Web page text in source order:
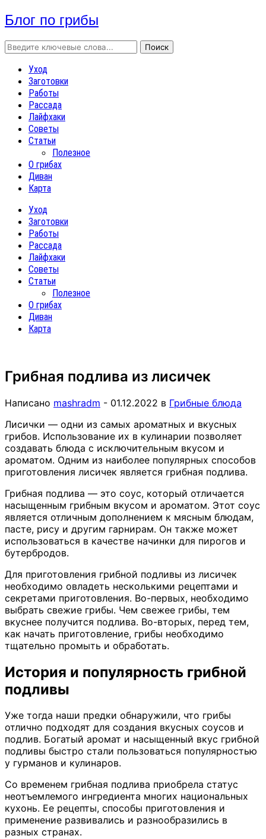
Блог по грибы
Уход
Заготовки
Работы
Рассада
Лайфхаки
Советы
Статьи
Полезное
О грибах
Диван
Карта
Уход
Заготовки
Работы
Рассада
Лайфхаки
Советы
Статьи
Полезное
О грибах
Диван
Карта
Грибная подлива из лисичек
Написано mashradm - 01.12.2022 в Грибные блюда
Лисички — одни из самых ароматных и вкусных
грибов. Использование их в кулинарии позволяет
создавать блюда с исключительным вкусом и
ароматом. Одним из наиболее популярных способов
приготовления лисичек является грибная подлива.
Грибная подлива — это соус, который отличается
насыщенным грибным вкусом и ароматом. Этот соус
является отличным дополнением к мясным блюдам,
пасте, рису и другим гарнирам. Он также может
использоваться в качестве начинки для пирогов и
бутербродов.
Для приготовления грибной подливы из лисичек
необходимо овладеть несколькими рецептами и
секретами приготовления. Во-первых, необходимо
выбрать свежие грибы. Чем свежее грибы, тем
вкуснее получится подлива. Во-вторых, перед тем,
как начать приготовление, грибы необходимо
тщательно промыть и обработать.
История и популярность грибной
подливы
Уже тогда наши предки обнаружили, что грибы
отлично подходят для создания вкусных соусов и
подлив. Богатый аромат и насыщенный вкус грибной
подливы быстро стали пользоваться популярностью
у гурманов и кулинаров.
Со временем грибная подлива приобрела статус
неотъемлемого ингредиента многих национальных
кухонь. Ее рецепты, способы приготовления и
применение развивались и разнообразились в
разных странах.